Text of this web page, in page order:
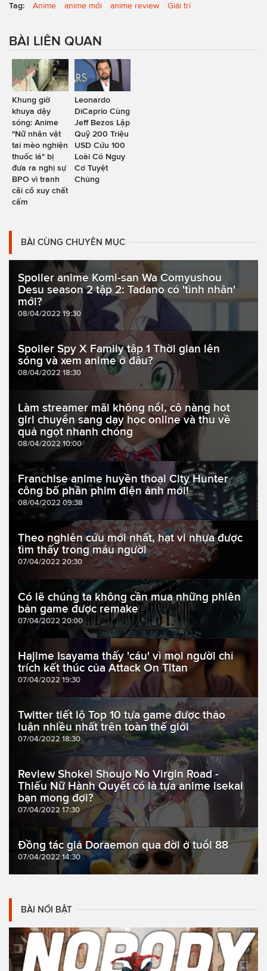
Tag: Anime anime mới anime review Giải trí
BÀI LIÊN QUAN
Khung giờ
khuya dậy
sóng: Anime
"Nữ nhân vật
tai mèo nghiện
thuốc lá" bị
đưa ra nghị sự
BPO vì tranh
cãi cổ xuy chất
cấm
Leonardo
DiCaprio Cùng
Jeff Bezos Lập
Quỹ 200 Triệu
USD Cứu 100
Loài Có Nguy
Cơ Tuyệt
Chủng
BÀI CÙNG CHUYÊN MỤC
Spoiler anime Komi-san Wa Comyushou
Desu season 2 tập 2: Tadano có 'tình nhân'
mới?
08/04/2022 19:30
Spoiler Spy X Family tập 1 Thời gian lên
sóng và xem anime ở đâu?
08/04/2022 18:30
Làm streamer mãi không nổi, cô nàng hot
girl chuyển sang dạy học online và thu về
quả ngọt nhanh chóng
08/04/2022 10:00
Franchise anime huyền thoại City Hunter
công bố phần phim điện ảnh mới!
08/04/2022 09:38
Theo nghiên cứu mới nhất, hạt vi nhựa được
tìm thấy trong máu người
07/04/2022 20:30
Có lẽ chúng ta không cần mua những phiên
bản game được remake
07/04/2022 20:00
Hajime Isayama thấy 'cáu' vì mọi người chỉ
trích kết thúc của Attack On Titan
07/04/2022 19:30
Twitter tiết lộ Top 10 tựa game được thảo
luận nhiều nhất trên toàn thế giới
07/04/2022 18:30
Review Shokei Shoujo No Virgin Road -
Thiếu Nữ Hành Quyết có là tựa anime isekai
bạn mong đợi?
07/04/2022 17:30
Đồng tác giả Doraemon qua đời ở tuổi 88
07/04/2022 14:30
BÀI NỔI BẬT